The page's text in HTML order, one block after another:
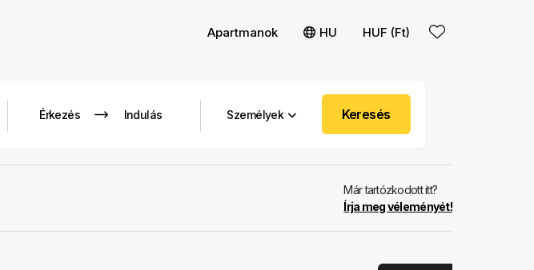
Apartmanok HU HUF (Ft)
Személyek Keresés
Már tartózkodott itt?
Írja meg véleményét!